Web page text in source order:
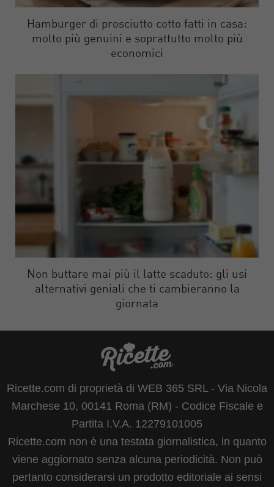
Hamburger di prosciutto cotto fatti in casa:
molto più genuini e soprattutto molto più
economici
Non buttare mai più il latte scaduto: gli usi
alternativi geniali che ti cambieranno la
giornata
Ricette.com di proprietà di WEB 365 SRL - Via Nicola
Marchese 10, 00141 Roma (RM) - Codice Fiscale e
Partita I.V.A. 12279101005
Ricette.com non è una testata giornalistica, in quanto
viene aggiornato senza alcuna periodicità. Non può
pertanto considerarsi un prodotto editoriale ai sensi